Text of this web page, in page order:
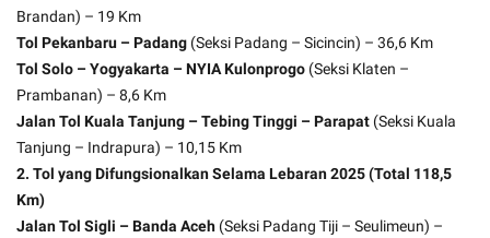
Brandan) – 19 Km
Tol Pekanbaru – Padang (Seksi Padang – Sicincin) – 36,6 Km
Tol Solo – Yogyakarta – NYIA Kulonprogo (Seksi Klaten –
Prambanan) – 8,6 Km
Jalan Tol Kuala Tanjung – Tebing Tinggi – Parapat (Seksi Kuala
Tanjung – Indrapura) – 10,15 Km
2. Tol yang Difungsionalkan Selama Lebaran 2025 (Total 118,5
Km)
Jalan Tol Sigli – Banda Aceh (Seksi Padang Tiji – Seulimeun) –